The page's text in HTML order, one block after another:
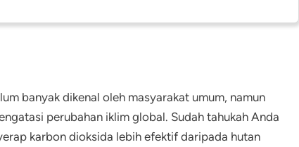
banyak dikenal oleh masyarakat umum, namun
perubahan iklim global. Sudah tahukah Anda
karbon dioksida lebih efektif daripada hutan